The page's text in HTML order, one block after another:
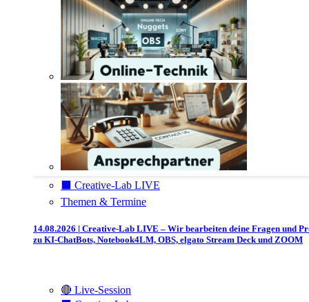
⬛️ Creative-Lab LIVE
Themen & Termine
14.08.2026 | Creative-Lab LIVE – Wir bearbeiten deine Fragen und
zu KI-ChatBots, Notebook4LM, OBS, elgato Stream Deck und ZOOM
🔴 Live-Session